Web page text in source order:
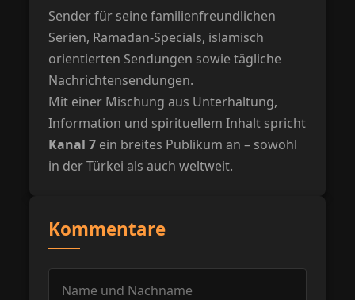
Sender für seine familienfreundlichen
Serien, Ramadan-Specials, islamisch
orientierten Sendungen sowie tägliche
Nachrichtensendungen.
Mit einer Mischung aus Unterhaltung,
Information und spirituellem Inhalt spricht
Kanal 7 ein breites Publikum an – sowohl
in der Türkei als auch weltweit.
Kommentare